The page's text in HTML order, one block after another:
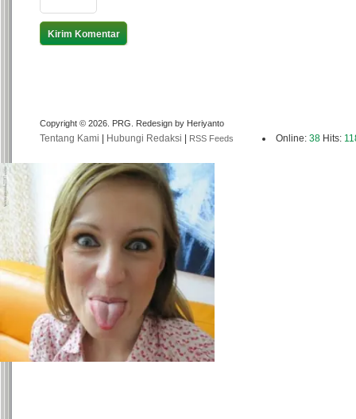
Copyright © 2026. PRG. Redesign by Heriyanto
Tentang Kami Hubungi Redaksi RSS Feeds Online: 38 Hits: